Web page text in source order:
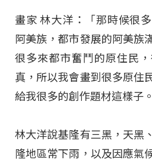
畫家 林大洋：「那時候很
阿美族，都市發展的阿美族
很多來都市奮鬥的原住民
真，所以我會畫到很多原住
給我很多的創作題材這樣子。
林大洋說基隆有三黑，天黑
隆地區常下雨，以及因應氣